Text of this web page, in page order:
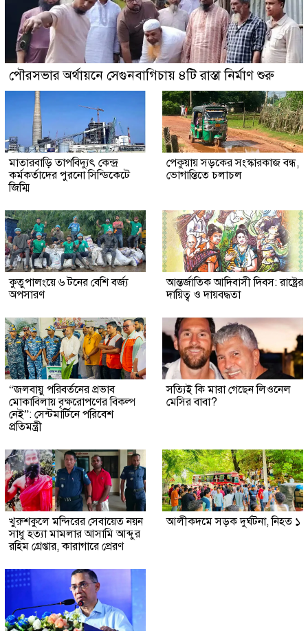
পৌরসভার অর্থায়নে সেগুনবাগিচায় ৪টি রাস্তা নির্মাণ শুরু
মাতারবাড়ি তাপবিদ্যুৎ কেন্দ্র
কর্মকর্তাদের পুরনো সিন্ডিকেটে
জিম্মি
পেকুয়ায় সড়কের সংস্কারকাজ বন্ধ,
ভোগান্তিতে চলাচল
কুতুপালংয়ে ৬ টনের বেশি বর্জ্য
অপসারণ
আন্তর্জাতিক আদিবাসী দিবস: রাষ্ট্রের
দায়িত্ব ও দায়বদ্ধতা
“জলবায়ু পরিবর্তনের প্রভাব
মোকাবিলায় বৃক্ষরোপণের বিকল্প
নেই”: সেন্টমার্টিনে পরিবেশ
প্রতিমন্ত্রী
সত্যিই কি মারা গেছেন লিওনেল
মেসির বাবা?
খুরুশকুলে মন্দিরের সেবায়েত নয়ন
সাধু হত্যা মামলার আসামি আব্দুর
রহিম গ্রেপ্তার, কারাগারে প্রেরণ
আলীকদমে সড়ক দুর্ঘটনা, নিহত ১